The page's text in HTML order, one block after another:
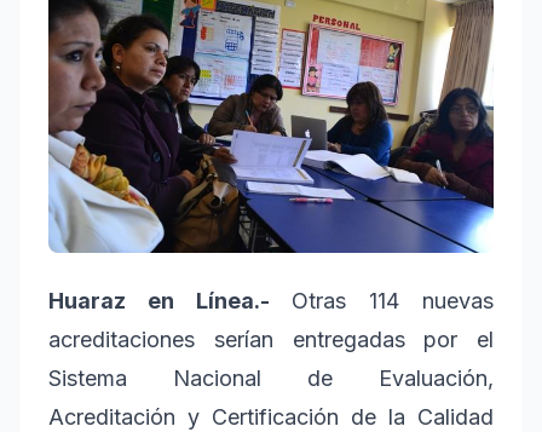
Huaraz en Línea.- Otras 114 nuevas
acreditaciones serían entregadas por el
Sistema Nacional de Evaluación,
Acreditación y Certificación de la Calidad